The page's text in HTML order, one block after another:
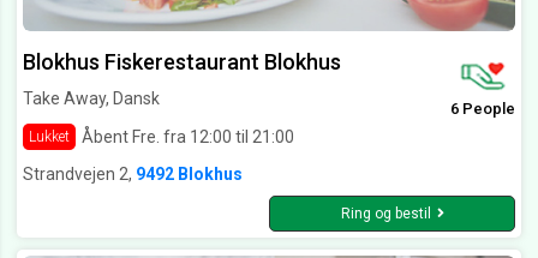
Blokhus Fiskerestaurant Blokhus
Take Away, Dansk
Lukket Åbent Fre. fra 12:00 til 21:00
6 People
Strandvejen 2, 9492 Blokhus
Ring og bestil